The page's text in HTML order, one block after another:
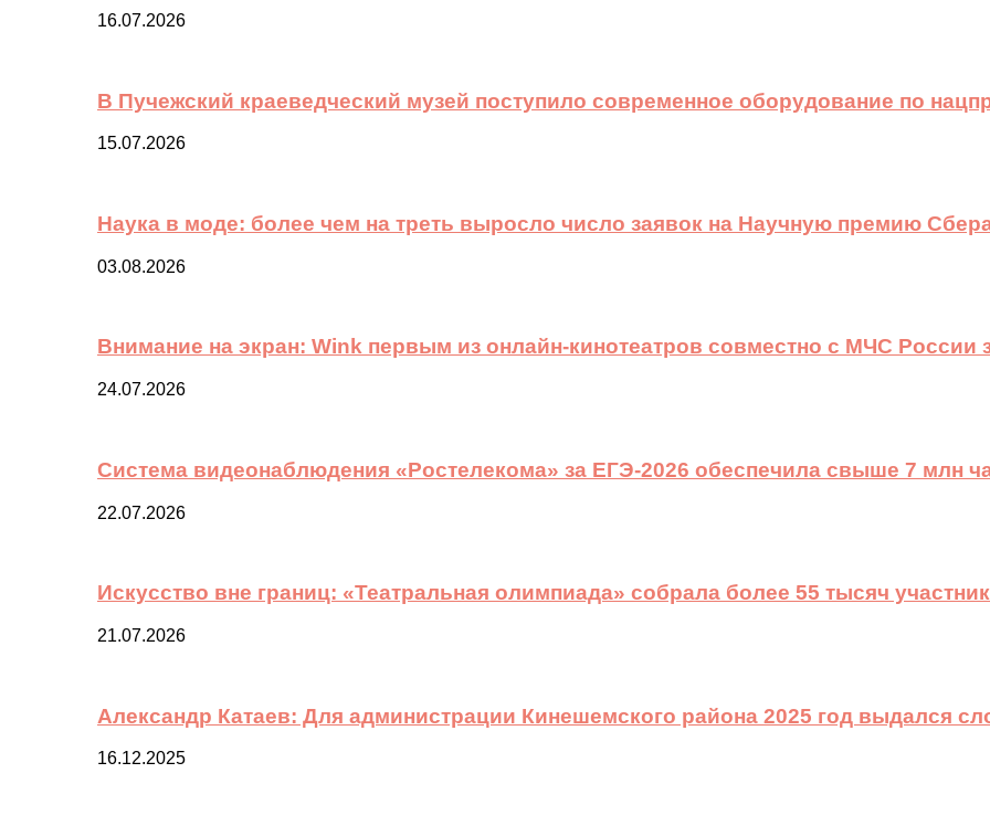
16.07.2026
В Пучежский краеведческий музей поступило современное оборудование по
15.07.2026
Наука в моде: более чем на треть выросло число заявок на Научную премию
03.08.2026
Внимание на экран: Wink первым из онлайн-кинотеатров совместно с МЧС России
24.07.2026
Система видеонаблюдения «Ростелекома» за ЕГЭ-2026 обеспечила свыше 7 млн
22.07.2026
Искусство вне границ: «Театральная олимпиада» собрала более 55 тысяч
21.07.2026
Александр Катаев: Для администрации Кинешемского района 2025 год выдался
16.12.2025